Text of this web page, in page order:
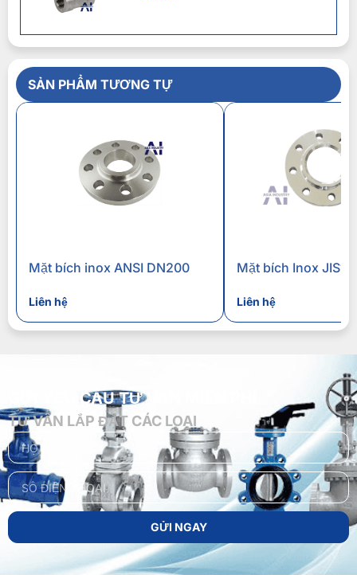
SẢN PHẨM TƯƠNG TỰ
Mặt bích inox ANSI DN200
Liên hệ
Mặt bích Inox
Liên hệ
GỬI YÊU CẦU TƯ VẤN MIỄN PHÍ
TƯ VẤN LẮP ĐẶT CÁC LOẠI
GỬI NGAY